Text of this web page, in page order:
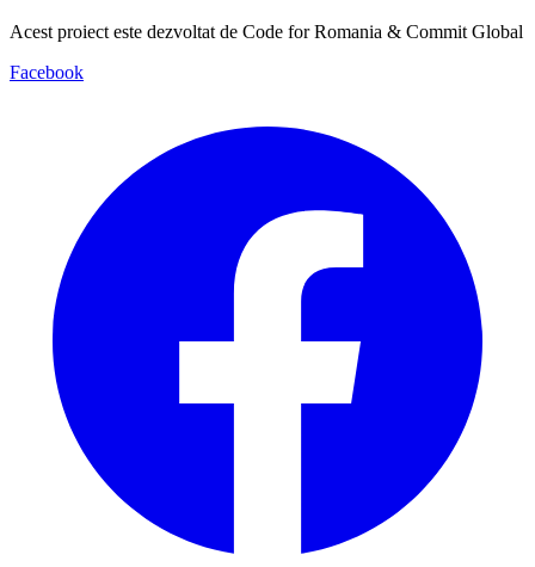
Acest proiect este dezvoltat de Code for Romania & Commit Global
Facebook